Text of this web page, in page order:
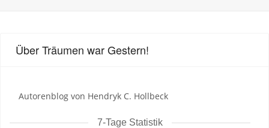
Über Träumen war Gestern!
Autorenblog von Hendryk C. Hollbeck
7-Tage Statistik